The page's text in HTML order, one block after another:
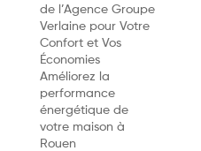
de l’Agence Groupe
Verlaine pour Votre
Confort et Vos
Économies
Améliorez la
performance
énergétique de
votre maison à
Rouen